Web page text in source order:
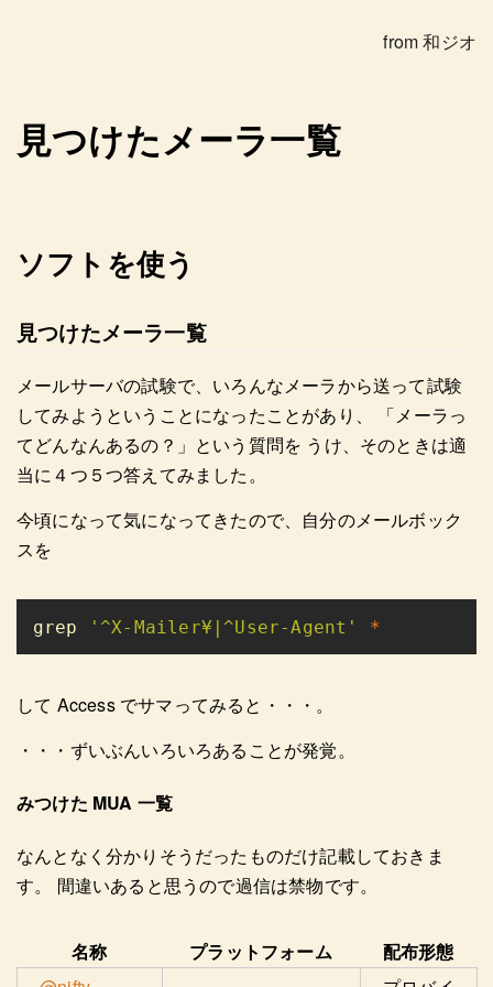
from 和ジオ
見つけたメーラ一覧
ソフトを使う
見つけたメーラ一覧
メールサーバの試験で、いろんなメーラから送って試験
してみようということになったことがあり、 「メーラっ
てどんなんあるの？」という質問を うけ、そのときは適
当に４つ５つ答えてみました。
今頃になって気になってきたので、自分のメールボック
スを
grep '^X-Mailer¥|^User-Agent'
して Access でサマってみると・・・。
・・・ずいぶんいろいろあることが発覚。
みつけた MUA 一覧
なんとなく分かりそうだったものだけ記載しておきま
す。 間違いあると思うので過信は禁物です。
名称 プラットフォーム
配布形態